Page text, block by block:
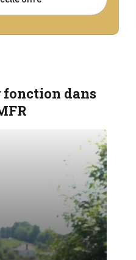
fonction dans